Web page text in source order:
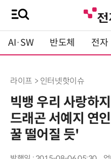
AI·SW 반도체 전자
라이프 > 인터넷핫이슈
빅뱅 우리 사랑하
드래곤 서예지 연
꿀 떨어질 듯'